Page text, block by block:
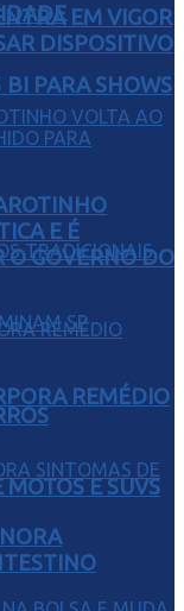
BI PARA SHOWS
E SUVS
EM VIGOR
DISPOSITIVO
E É
O GOVERNO DO
REMÉDIO